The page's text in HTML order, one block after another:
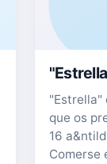
"Estrella"
que os
16
Comerse